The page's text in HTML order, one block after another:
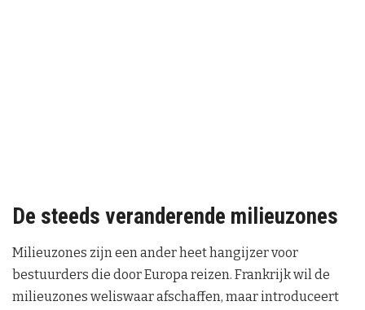
De steeds veranderende milieuzones
Milieuzones zijn een ander heet hangijzer voor
bestuurders die door Europa reizen. Frankrijk wil de
milieuzones weliswaar afschaffen, maar introduceert